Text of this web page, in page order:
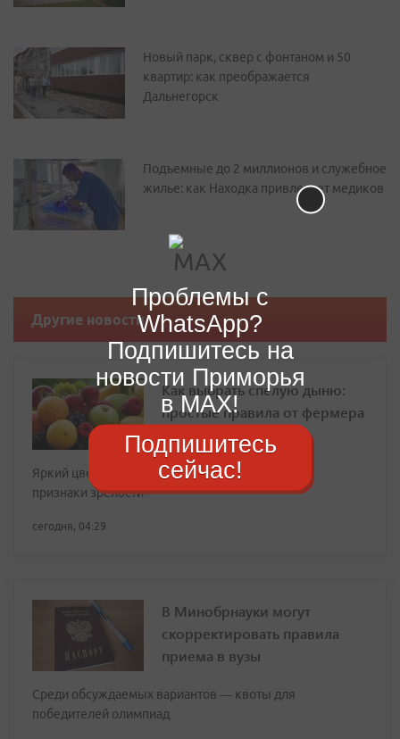
Новый парк, сквер с фонтаном и 50
квартир: как преображается
Дальнегорск
Подъемные до 2 миллионов и служебное
жилье: как Находка привлекает медиков
Другие новости
Как выбрать спелую дыню:
простые правила от фермера
Яркий цвет и сетчатый узор на корке — главные
признаки зрелости
сегодня, 04:29
В Минобрнауки могут
скорректировать правила
приема в вузы
Среди обсуждаемых вариантов — квоты для
победителей олимпиад
Проблемы с
WhatsApp?
Подпишитесь на
новости Приморья
в MAX!
Подпишитесь
сейчас!